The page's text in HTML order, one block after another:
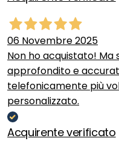
06 Novembre 2025
Non ho acquistato! Ma
approfondito e
telefonicamente più
personalizzato.
Acquirente verificato